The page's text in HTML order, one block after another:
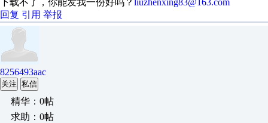
下载不了，你能发我一份好吗？ liuzhenxing83@163.com
回复 引用 举报
8256493aac
关注 私信
精华：0帖
求助：0帖